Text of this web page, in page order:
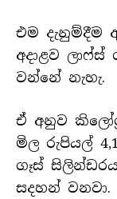
එම දැනුම්දීම
අදාළව
වන්නේ නැහැ.
ඒ අනුව
මිල රුපියල්
ගෑස්
සදහන් වනවා.